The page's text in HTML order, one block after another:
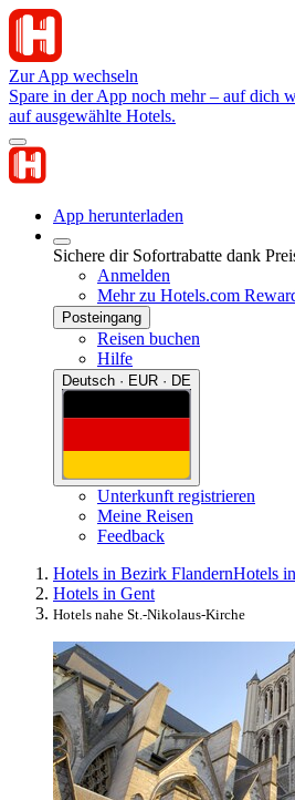
Zur App wechseln
Spare in der App noch mehr – auf dich
auf ausgewählte Hotels.
App herunterladen
Sichere dir Sofortrabatte dank
Anmelden
Mehr zu Hotels.com
Posteingang
Reisen buchen
Hilfe
Deutsch · EUR · DE
Unterkunft registrieren
Meine Reisen
Feedback
Hotels in Bezirk FlandernHotels
Hotels in Gent
Hotels nahe St.-Nikolaus-Kirche